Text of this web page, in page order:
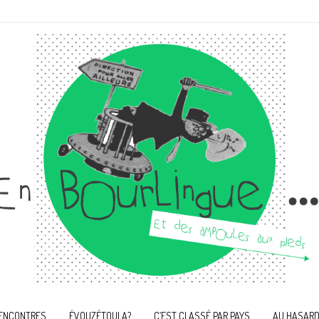
ÉVOUZÉTOULA? C’EST CLASSÉ PAR PAYS AU